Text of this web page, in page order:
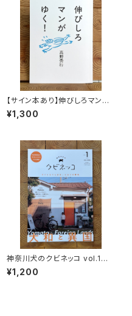
【サイン本あり】伸びしろマンが
ゆく！
¥1,300
神奈川犬のクビネッコ vol.1
特集：大和と異国
¥1,200